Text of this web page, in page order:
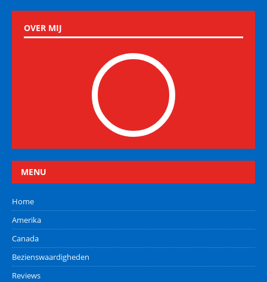
OVER MIJ
MENU
Home
Amerika
Canada
Bezienswaardigheden
Reviews